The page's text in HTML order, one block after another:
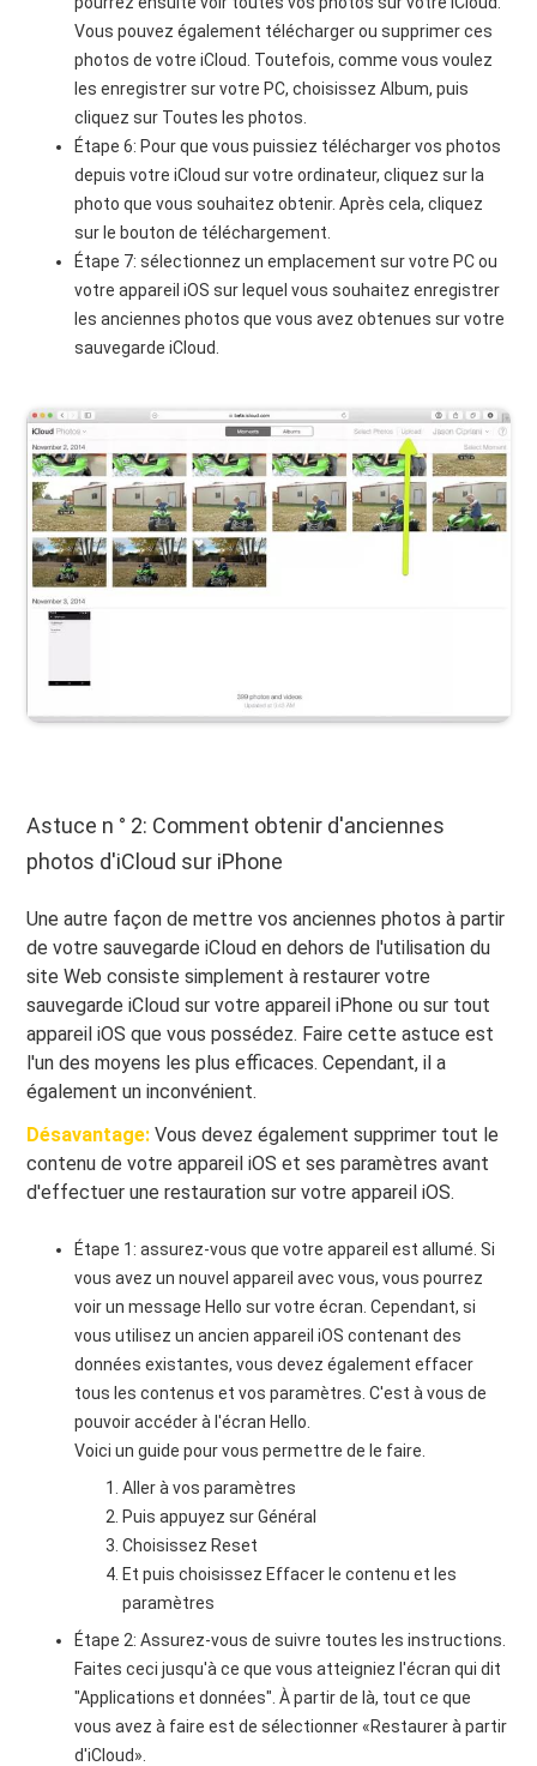
Vous pouvez également télécharger ou supprimer ces
photos de votre iCloud. Toutefois, comme vous voulez
les enregistrer sur votre PC, choisissez Album, puis
cliquez sur Toutes les photos.
Étape 6: Pour que vous puissiez télécharger vos photos
depuis votre iCloud sur votre ordinateur, cliquez sur la
photo que vous souhaitez obtenir. Après cela, cliquez
sur le bouton de téléchargement.
Étape 7: sélectionnez un emplacement sur votre PC ou
votre appareil iOS sur lequel vous souhaitez enregistrer
les anciennes photos que vous avez obtenues sur votre
sauvegarde iCloud.
Astuce n ° 2: Comment obtenir d'anciennes
photos d'iCloud sur iPhone
Une autre façon de mettre vos anciennes photos à partir
de votre sauvegarde iCloud en dehors de l'utilisation du
site Web consiste simplement à restaurer votre
sauvegarde iCloud sur votre appareil iPhone ou sur tout
appareil iOS que vous possédez. Faire cette astuce est
l'un des moyens les plus efficaces. Cependant, il a
également un inconvénient.
Désavantage: Vous devez également supprimer tout le
contenu de votre appareil iOS et ses paramètres avant
d'effectuer une restauration sur votre appareil iOS.
Étape 1: assurez-vous que votre appareil est allumé. Si
vous avez un nouvel appareil avec vous, vous pourrez
voir un message Hello sur votre écran. Cependant, si
vous utilisez un ancien appareil iOS contenant des
données existantes, vous devez également effacer
tous les contenus et vos paramètres. C'est à vous de
pouvoir accéder à l'écran Hello.
Voici un guide pour vous permettre de le faire.
Aller à vos paramètres
Puis appuyez sur Général
Choisissez Reset
Et puis choisissez Effacer le contenu et les
paramètres
Étape 2: Assurez-vous de suivre toutes les instructions.
Faites ceci jusqu'à ce que vous atteigniez l'écran qui dit
"Applications et données". À partir de là, tout ce que
vous avez à faire est de sélectionner «Restaurer à partir
d'iCloud».